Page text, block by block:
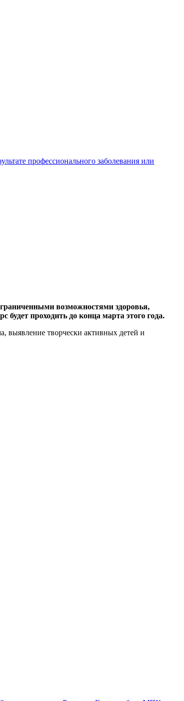
профессионального заболевания или
возможностями здоровья,
проходить до конца марта этого года.
выявление творчески активных детей и